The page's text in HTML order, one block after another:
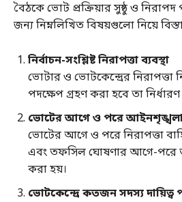
বৈঠকে ভোট প্রক্রিয়ার সুষ্ঠু ও
জন্য নিম্নলিখিত বিষয়গুলো নিয়ে
নির্বাচন-সংশ্লিষ্ট নিরাপত্তা ব্যবস্থা
ভোটার ও ভোটকেন্দ্রের
পদক্ষেপ গ্রহণ করা হবে তা
ভোটের আগে ও পরে আইনশৃঙ্খলা
ভোটের আগে ও পরে নিরাপত্তা
এবং তফসিল ঘোষণার আগে-পরে
করা হয়।
ভোটকেন্দ্রে কতজন সদস্য